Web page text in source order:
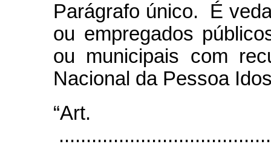
Parágrafo único. É
ou empregados
ou municipais com
Nacional da Pessoa